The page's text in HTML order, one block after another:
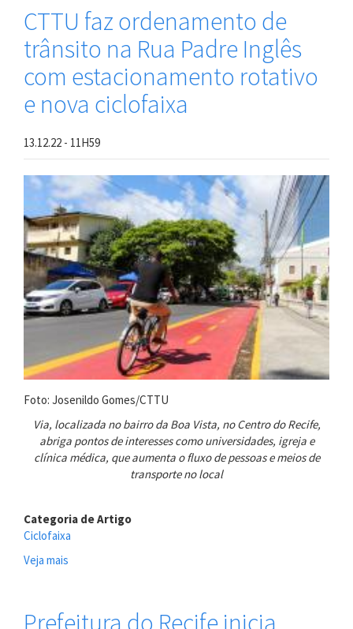
Mundial
Sem
Carro,
PCR
inicia
implantação
de
rota
cicloviária
em
Casa
Amarela
CTTU faz ordenamento de
trânsito na Rua Padre Inglês
com estacionamento rotativo
e nova ciclofaixa
13.12.22 - 11H59
Foto: Josenildo Gomes/CTTU
Via, localizada no bairro da Boa Vista, no Centro do Recife,
abriga pontos de interesses como universidades, igreja e
clínica médica, que aumenta o fluxo de pessoas e meios de
transporte no local
Categoria de Artigo
Ciclofaixa
Veja mais
Prefeitura do Recife inicia